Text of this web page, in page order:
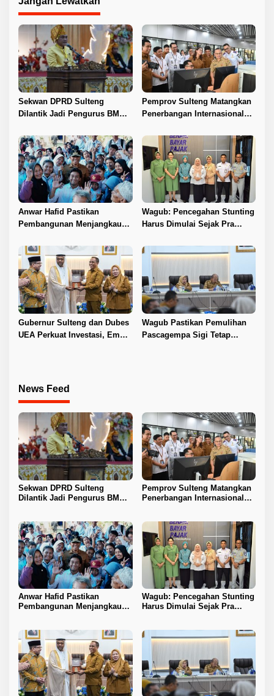
Sekwan DPRD Sulteng
Dilantik Jadi Pengurus BMA
Pemprov Sulteng Matangkan
Penerbangan Internasional
Anwar Hafid Pastikan
Pembangunan Menjangkau
Wagub: Pencegahan Stunting
Harus Dimulai Sejak Pra
Gubernur Sulteng dan Dubes
UEA Perkuat Investasi, Empat
Wagub Pastikan Pemulihan
Pascagempa Sigi Tetap
News Feed
Sekwan DPRD Sulteng
Dilantik Jadi Pengurus BMA
Pemprov Sulteng Matangkan
Penerbangan Internasional
Anwar Hafid Pastikan
Pembangunan Menjangkau
Wagub: Pencegahan Stunting
Harus Dimulai Sejak Pra